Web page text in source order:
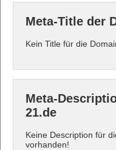
Meta-Title der
Kein Title für die
Meta-
21.de
Keine Description für
vorhanden!